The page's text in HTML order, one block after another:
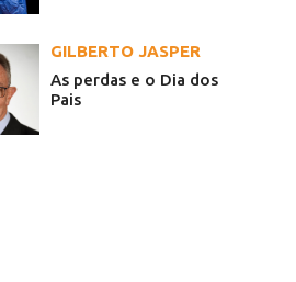
GILBERTO JASPER
As perdas e o Dia dos
Pais